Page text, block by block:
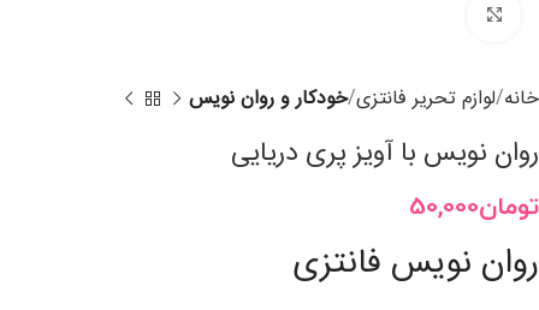
خانه لوازم تحریر فانتزی خودکار و روان نویس
روان نویس با آویز پری دریایی
تومان50,000
روان نویس فانتزی